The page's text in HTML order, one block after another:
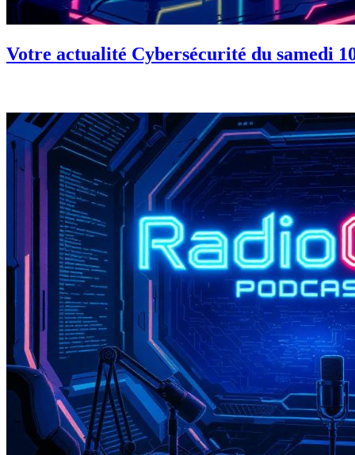
Votre actualité Cybersécurité du samedi